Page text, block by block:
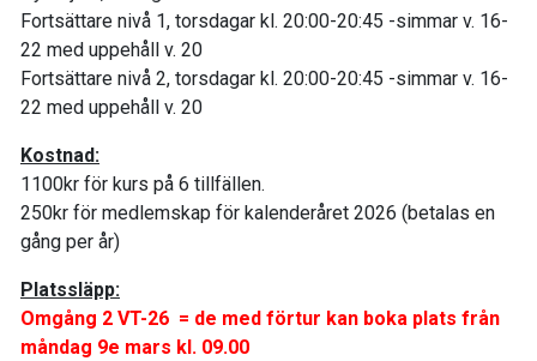
Fortsättare nivå 1, torsdagar kl. 20:00-20:45 -simmar v. 16-
22 med uppehåll v. 20
Fortsättare nivå 2, torsdagar kl. 20:00-20:45 -simmar v. 16-
22 med uppehåll v. 20
Kostnad:
1100kr för kurs på 6 tillfällen.
250kr för medlemskap för kalenderåret 2026 (betalas en
gång per år)
Platssläpp:
Omgång 2 VT-26 = de med förtur kan boka plats från
måndag 9e mars kl. 09.00